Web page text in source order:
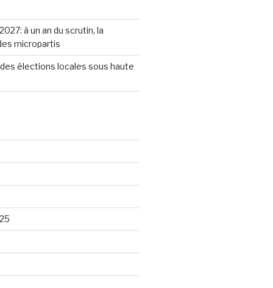
à un an du scrutin, la
micropartis
des élections locales sous haute